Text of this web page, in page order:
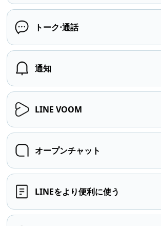
トーク⋅通話
通知
LINE VOOM
オープンチャット
LINEをより便利に使う